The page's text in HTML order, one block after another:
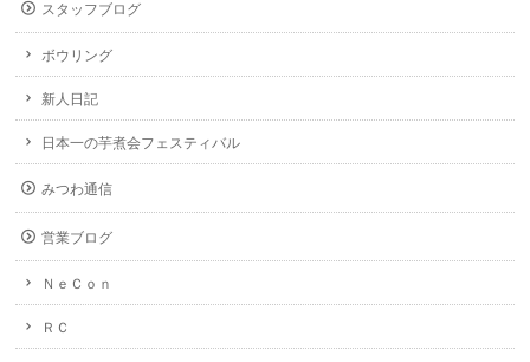
スタッフブログ
ボウリング
新人日記
日本一の芋煮会フェスティバル
みつわ通信
営業ブログ
ＮｅＣｏｎ
ＲＣ